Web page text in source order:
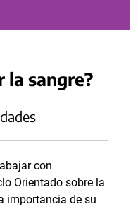
la sangre?
con
Orientado sobre la
importancia de su